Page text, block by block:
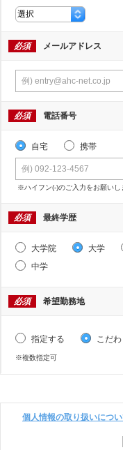
必須 メールアドレス
必須 電話番号
自宅 携帯
※ハイフン(-)のご入力をお願いし
必須 最終学歴
大学院 大学
中学
必須 希望勤務地
指定する こだ
※複数指定可
個人情報の取り扱いにつ